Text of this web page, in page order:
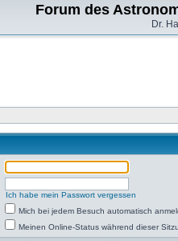
Forum des
Dr.
Ich habe mein Passwort vergessen
Mich bei jedem Besuch automatisch
Meinen Online-Status während dieser